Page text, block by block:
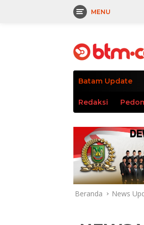
MENU
Batam Update
Redaksi
Beranda News